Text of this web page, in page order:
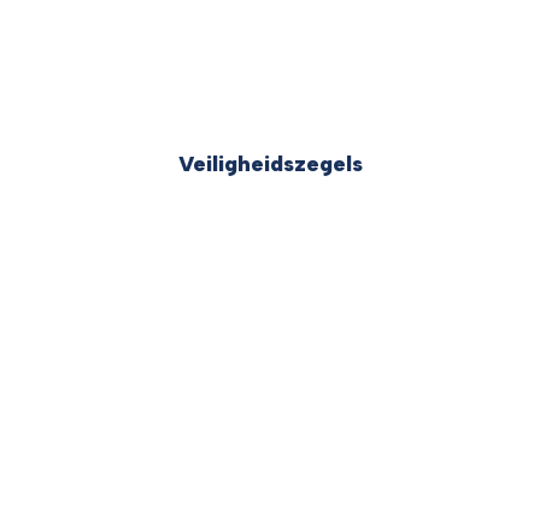
Veiligheidszegels